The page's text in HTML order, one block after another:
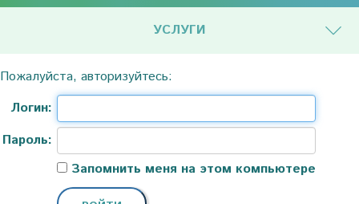
УСЛУГИ
Пожалуйста, авторизуйтесь:
Логин:
Пароль:
Запомнить меня на этом компьютере